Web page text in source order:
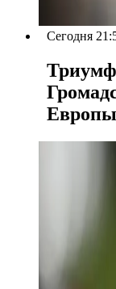
Сегодня
Триумф
Европы